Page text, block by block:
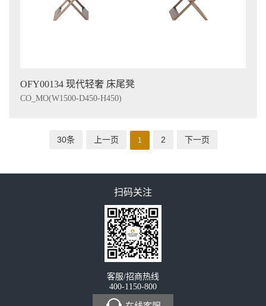
OFY00134 现代轻奢 床尾凳
CO_MO(W1500-D450-H450)
30条 上一页 1 2 下一页
扫码关注
客服/招商热线
400-1150-800